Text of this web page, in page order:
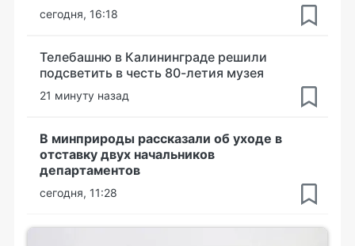
сегодня, 16:18
Телебашню в Калининграде решили
подсветить в честь 80-летия музея
21 минуту назад
В минприроды рассказали об уходе в
отставку двух начальников
департаментов
сегодня, 11:28